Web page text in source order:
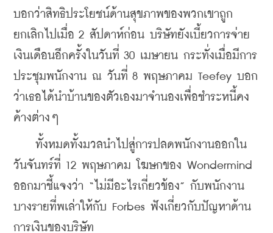
บอกว่าสิทธิประโยชน์ด้านสุขภาพของพวกเขาถูก
ยกเลิกไปเมื่อ 2 สัปดาห์ก่อน บริษัทยังเบี้ยวการจ่าย
เงินเดือนอีกครั้งในวันที่ 30 เมษายน กระทั่งเมื่อมีการ
ประชุมพนักงาน ณ วันที่ 8 พฤษภาคม Teefey บอก
ว่าเธอได้นำบ้านของตัวเองมาจำนองเพื่อชำระหนี้คง
ค้างต่างๆ
ทั้งหมดทั้งมวลนำไปสู่การปลดพนักงานออกใน
วันจันทร์ที่ 12 พฤษภาคม โฆษกของ Wondermind
ออกมาชี้แจงว่า “ไม่มีอะไรเกี่ยวข้อง” กับพนักงาน
บางรายที่พเล่าให้กับ Forbes ฟังเกี่ยวกับปัญหาด้าน
การเงินของบริษัท